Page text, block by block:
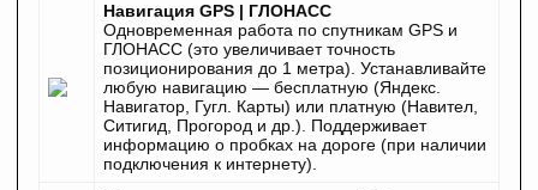
Навигация GPS | ГЛОНАСС
Одновременная работа по спутникам GPS и
ГЛОНАСС (это увеличивает точность
позиционирования до 1 метра). Устанавливайте
любую навигацию — бесплатную (Яндекс.
Навигатор, Гугл. Карты) или платную (Навител,
Ситигид, Прогород и др.). Поддерживает
информацию о пробках на дороге (при наличии
подключения к интернету).